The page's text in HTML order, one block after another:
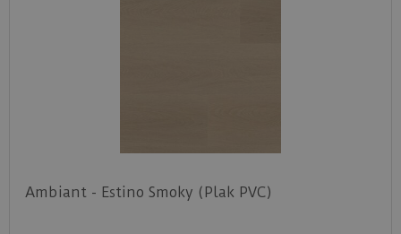
Ambiant - Estino Smoky (Plak PVC)